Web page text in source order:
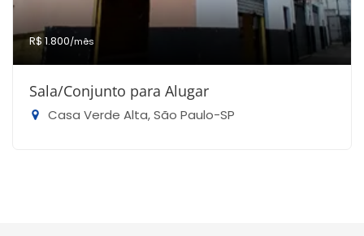
R$ 1.800/mês
Sala/Conjunto para Alugar
Casa Verde Alta, São Paulo-SP